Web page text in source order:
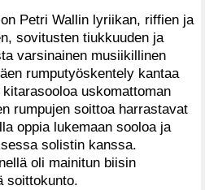
Petri Wallin lyriikan, riffien ja
sovitusten tiukkuuden ja
varsinainen musiikillinen
rumputyöskentely kantaa
uskomattoman
rumpujen soittoa harrastavat
oppia lukemaan sooloa ja
solistin kanssa.
oli mainitun biisin
soittokunto.